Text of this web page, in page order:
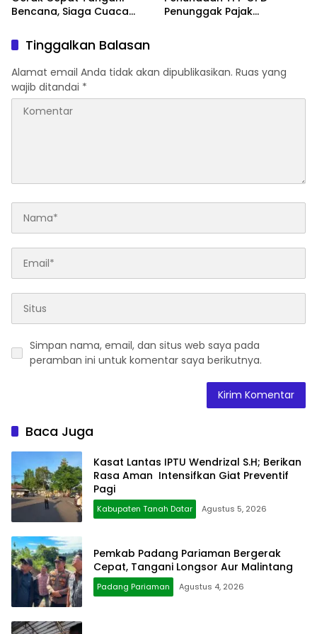
Bencana, Siaga Cuaca
Penunggak Pajak
Tinggalkan Balasan
Alamat email Anda tidak akan dipublikasikan. Ruas yang
wajib ditandai *
Simpan nama, email, dan situs web saya pada
peramban ini untuk komentar saya berikutnya.
Baca Juga
Kasat Lantas IPTU Wendrizal S.H; Berikan
Rasa Aman Intensifkan Giat Preventif
Pagi
Kabupaten Tanah Datar Agustus 5, 2026
Pemkab Padang Pariaman Bergerak
Cepat, Tangani Longsor Aur Malintang
Padang Pariaman Agustus 4, 2026